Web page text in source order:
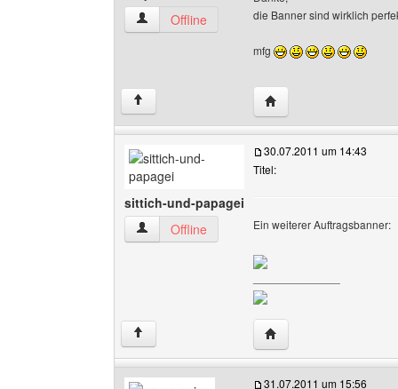
mrquirinho Benutzer-Profile anzeigen
Offline
die Banner sind wirklich
mfg
↑ Website dieses
sittich-und-papagei
sittich-und-papagei Benutzer-Profile anzeigen
Offline
30.07.2011 um 14:43
Titel:
Ein weiterer Auftragsbanner:
↑ Website dieses
31.07.2011 um 15:56